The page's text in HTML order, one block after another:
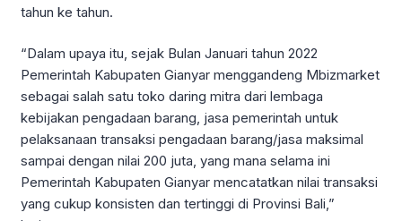
tahun ke tahun.
“Dalam upaya itu, sejak Bulan Januari tahun 2022
Pemerintah Kabupaten Gianyar menggandeng Mbizmarket
sebagai salah satu toko daring mitra dari lembaga
kebijakan pengadaan barang, jasa pemerintah untuk
pelaksanaan transaksi pengadaan barang/jasa maksimal
sampai dengan nilai 200 juta, yang mana selama ini
Pemerintah Kabupaten Gianyar mencatatkan nilai transaksi
yang cukup konsisten dan tertinggi di Provinsi Bali,”